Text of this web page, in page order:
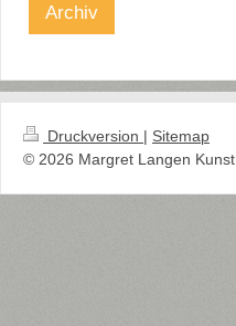
Archiv
Druckversion
Sitemap
© 2026 Margret Langen Kunst